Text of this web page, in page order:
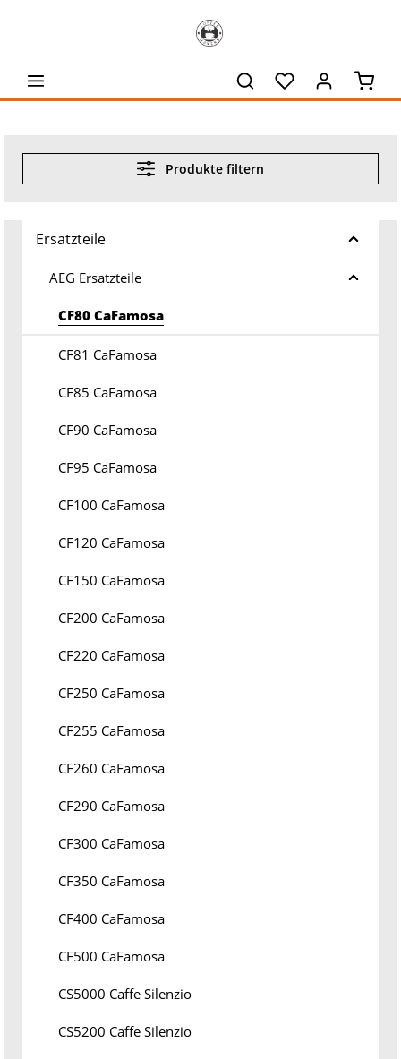
Produkte filtern
Ersatzteile
AEG Ersatzteile
CF80 CaFamosa
CF81 CaFamosa
CF85 CaFamosa
CF90 CaFamosa
CF95 CaFamosa
CF100 CaFamosa
CF120 CaFamosa
CF150 CaFamosa
CF200 CaFamosa
CF220 CaFamosa
CF250 CaFamosa
CF255 CaFamosa
CF260 CaFamosa
CF290 CaFamosa
CF300 CaFamosa
CF350 CaFamosa
CF400 CaFamosa
CF500 CaFamosa
CS5000 Caffe Silenzio
CS5200 Caffe Silenzio